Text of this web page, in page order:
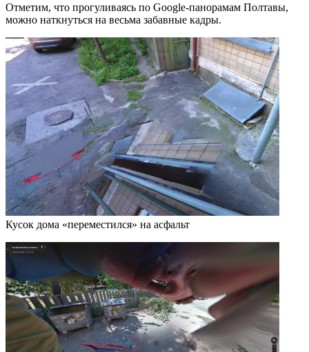
Отметим, что прогуливаясь по Google-панорамам Полтавы,
можно наткнуться на весьма забавные кадры.
Кусок дома «переместился» на асфальт